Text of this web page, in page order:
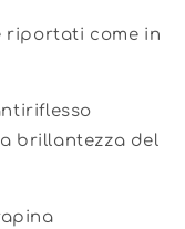
come in
brillantezza del